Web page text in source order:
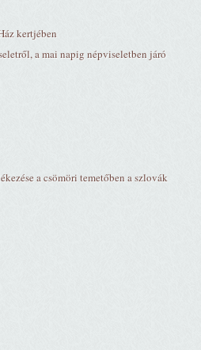
kertjében
a mai napig népviseletben járó
a csömöri temetőben a szlovák